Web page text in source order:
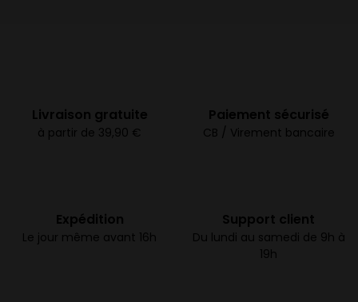
Livraison gratuite
à partir de 39,90 €
Paiement sécurisé
CB / Virement bancaire
Expédition
Le jour même avant 16h
Support client
Du lundi au samedi de 9h à
19h